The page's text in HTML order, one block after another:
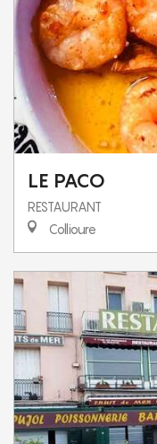
LE PACO
RESTAURANT
Collioure